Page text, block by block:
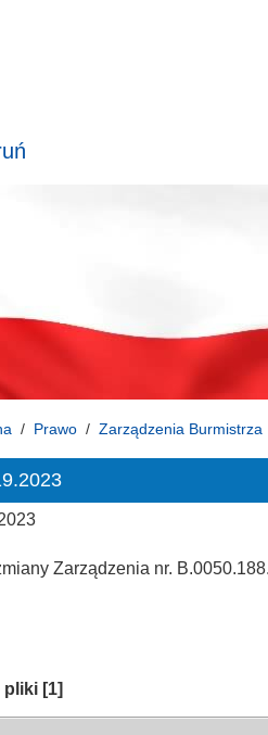
Prawo Zarządzenia Burmistrza
Zarządzenia nr.
pliki [1]